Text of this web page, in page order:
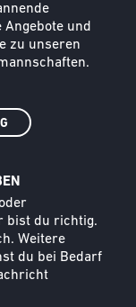
und
zu unseren
bist du richtig.
Weitere
du bei Bedarf